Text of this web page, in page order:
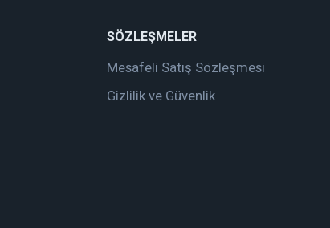
SÖZLEŞMELER
Mesafeli Satış Sözleşmesi
Gizlilik ve Güvenlik